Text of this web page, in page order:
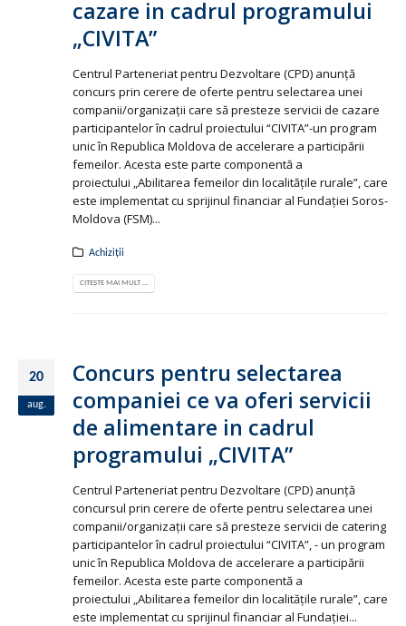
cazare in cadrul programului
„CIVITA”
Centrul Parteneriat pentru Dezvoltare (CPD) anunţă
concurs prin cerere de oferte pentru selectarea unei
companii/organizaţii care să presteze servicii de cazare
participantelor în cadrul proiectului “CIVITA”-un program
unic în Republica Moldova de accelerare a participării
femeilor. Acesta este parte componentă a
proiectului „Abilitarea femeilor din localitățile rurale”, care
este implementat cu sprijinul financiar al Fundaţiei Soros-
Moldova (FSM)...
Achiziții
CITEȘTE MAI MULT ...
20
aug.
Concurs pentru selectarea
companiei ce va oferi servicii
de alimentare in cadrul
programului „CIVITA”
Centrul Parteneriat pentru Dezvoltare (CPD) anunţă
concursul prin cerere de oferte pentru selectarea unei
companii/organizaţii care să presteze servicii de catering
participantelor în cadrul proiectului “CIVITA”, - un program
unic în Republica Moldova de accelerare a participării
femeilor. Acesta este parte componentă a
proiectului „Abilitarea femeilor din localitățile rurale”, care
este implementat cu sprijinul financiar al Fundaţiei...